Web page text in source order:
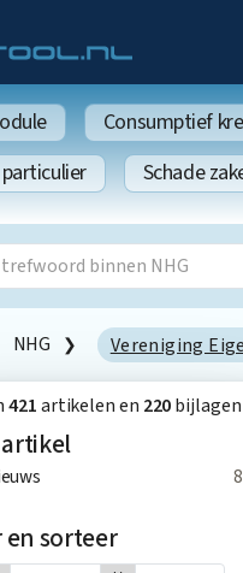
Consumptief
Schade
NHG Vereniging
421artikelen en 220bijlagen
8
en sorteer